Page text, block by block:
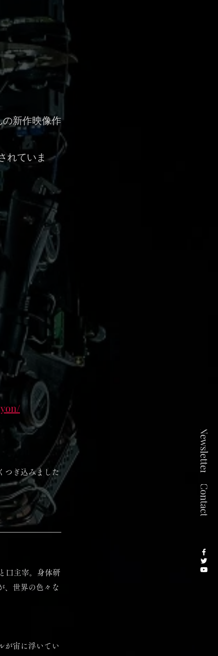
新作映像作
れていま
つぎ込みました
口主宰。身体研
、世界の色々な
が宙に浮いてい